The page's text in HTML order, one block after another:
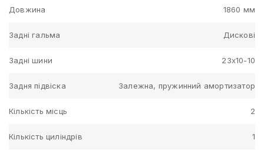
Довжина 1860 мм
Задні гальма Дискові
Задні шини 23х10-10
Задня підвіска Залежна, пружинний амортизатор
Кількість місць 2
Кількість циліндрів 1